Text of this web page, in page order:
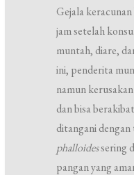
Gejala
jam setelah
muntah, diare,
ini, penderita
namun
dan bisa
ditangani
phalloidessering
pangan yang